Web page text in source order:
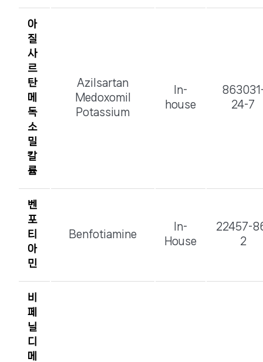
아
질
사
르
탄
메
독
소
밀
칼
륨
Azilsartan
Medoxomil
Potassium
In-
house
24-7
벤
포
티
아
민
Benfotiamine
In-
House
22457-
2
비
페
닐
디
메